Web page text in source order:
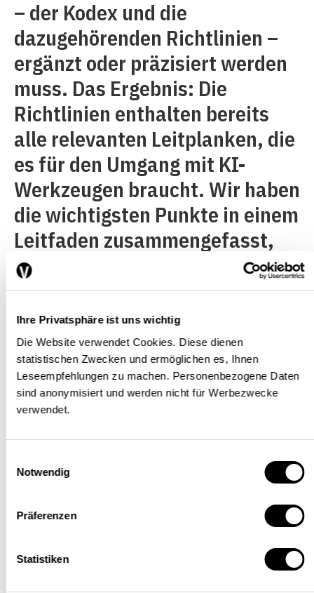
Ihre Privatsphäre ist uns wichtig
Die Website verwendet Cookies. Diese dienen
statistischen Zwecken und ermöglichen es, Ihnen
Leseempfehlungen zu machen. Personenbezogene Daten
sind anonymisiert und werden nicht für Werbezwecke
verwendet.
Notwendig
Präferenzen
Statistiken
– der Kodex und die
dazugehörenden Richtlinien –
ergänzt oder präzisiert werden
muss. Das Ergebnis: Die
Richtlinien enthalten bereits
alle relevanten Leitplanken, die
es für den Umgang mit KI-
Werkzeugen braucht. Wir haben
die wichtigsten Punkte in einem
Leitfaden zusammengefasst,
der Ende Februar 2024
publiziert wurde. Um hier nur
einige herauszupflücken:
Die journalistische
Arbeitsweise bleibt auch mit
KI-Programmen dieselbe: Sie
dass alle Quellen, auf denen die
beruhen, im gleichen Masse
bekannt sein, bewertet und
genannt werden müssen wie bei